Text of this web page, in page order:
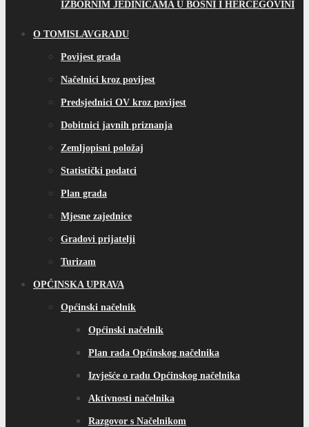
IZBORNIM JEDINICAMA U BOSNI I HERCEGOVINI
O TOMISLAVGRADU
Povijest grada
Načelnici kroz povijest
Predsjednici OV kroz povijest
Dobitnici javnih priznanja
Zemljopisni položaj
Statistički podatci
Plan grada
Mjesne zajednice
Gradovi prijatelji
Turizam
OPĆINSKA UPRAVA
Općinski načelnik
Općinski načelnik
Plan rada Općinskog načelnika
Izvješće o radu Općinskog načelnika
Aktivnosti načelnika
Razgovor s Načelnikom